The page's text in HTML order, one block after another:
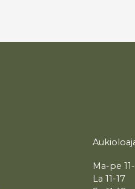
Ma-pe
La 11-17